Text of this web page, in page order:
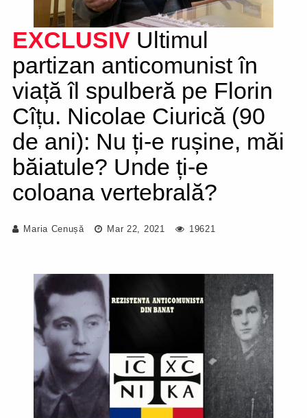
EXCLUSIV Ultimul
partizan anticomunist în
viață îl spulberă pe Florin
Cîțu. Nicolae Ciurică (90
de ani): Nu ți-e rușine, măi
băiatule? Unde ți-e
coloana vertebrală?
Maria Cenușă Mar 22, 2021 19621